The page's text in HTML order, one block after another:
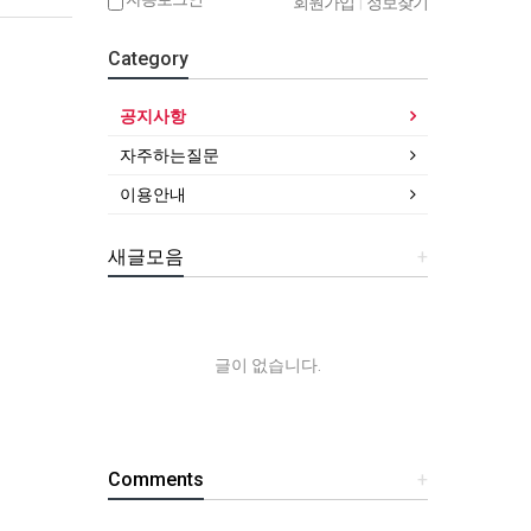
Category
공지사항
자주하는질문
이용안내
+
새글모음
글이 없습니다.
+
Comments